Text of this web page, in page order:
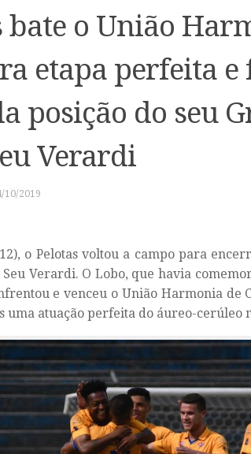
bate o União
etapa perfeita e
posição do seu
Verardi
10/2019
o Pelotas voltou a campo para
Verardi. O Lobo, que havia
e venceu o União Harmonia de
uma atuação perfeita do áureo-cerúleo